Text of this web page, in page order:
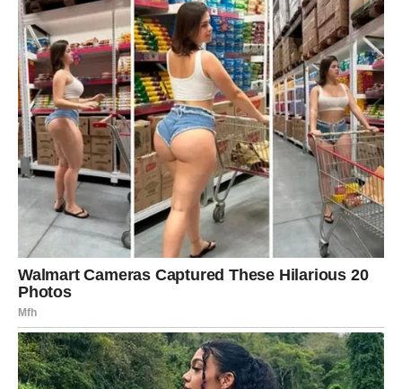
Mirniji vikend. Dobar za odmor, tišinu i emotivni reset. Ne
analizirajte – dozvolite sebi da se opustite.
VAGA
Vikend donosi istinu koju ste dugo vagali. Možda nije
laka, ali donosi olakšanje i novu ravnotežu.
ŠKORPIJA
Unutrašnja borba i snažan uvid. Vikend je prelazna tačka
– posle nje više nećete gledati istim očima.